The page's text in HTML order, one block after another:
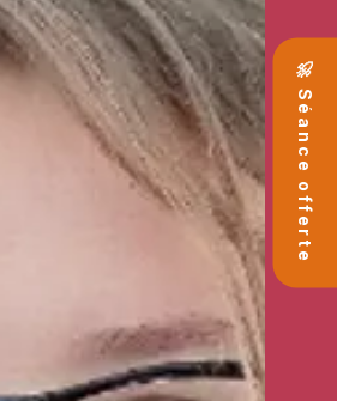
🚀 Séance offerte